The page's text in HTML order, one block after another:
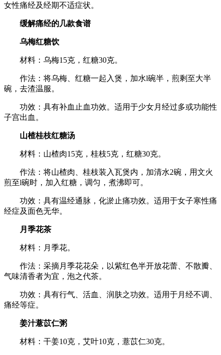
女性痛经及经期不适症状。
缓解痛经的几款食谱
乌梅红糖饮
材料：乌梅15克，红糖30克。
作法：将乌梅、红糖一起入煲，加水l碗半，煎剩至大半
碗，去渣温服。
功效：具有补血止血功效。适用于少女月经过多或功能性
子宫出血。
山楂桂枝红糖汤
材料：山楂肉15克，桂枝5克，红糖30克。
作法：将山楂肉、桂枝装入瓦煲内，加清水2碗，用文火
煎至l碗时，加入红糖，调匀，煮沸即可。
功效：具有温经通脉，化淤止痛功效。适用于女子寒性痛
经症及面色无华。
月季花茶
材料：月季花。
作法：采摘月季花花朵，以紫红色半开放花蕾、不散瓣、
气味清香者为宜，泡之代茶。
功效：具有行气、活血、润肤之功效。适用于月经不调、
痛经等症。
姜汁薏苡仁粥
材料：干姜10克，艾叶10克，薏苡仁30克。